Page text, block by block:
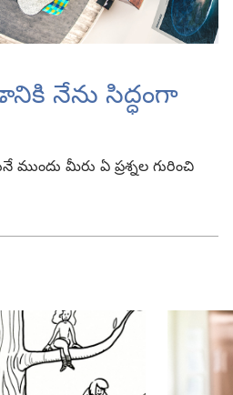
నేను సిద్ధంగా
ముందు మీరు ఏ ప్రశ్నల గురించి